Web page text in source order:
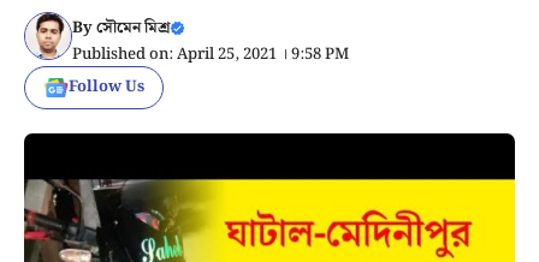
Byসৌমেন মিশ্র
Published on: April 25, 2021 । 9:58 PM
Follow Us